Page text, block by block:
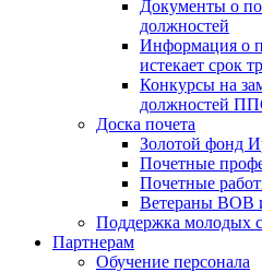
Документы о
должностей
Информация о
истекает срок
Конкурсы на
должностей
Доска почета
Золотой фонд
Почетные
Почетные
Ветераны ВОВ
Поддержка молодых
Партнерам
Обучение персонала